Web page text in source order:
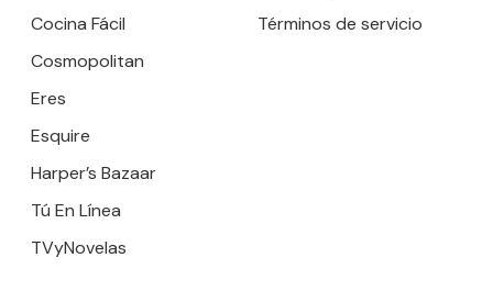
Cocina Fácil
Cosmopolitan
Eres
Esquire
Harper’s Bazaar
Tú En Línea
TVyNovelas
Términos de servicio